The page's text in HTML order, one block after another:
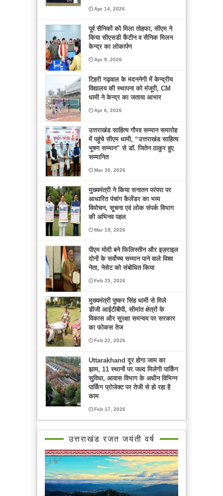
Apr 14, 2026
पूर्व सैनिकों को मिला तोहफा, सीएम ने
किया सीएसडी कैंटीन व सैनिक मिलन
केन्द्र का लोकार्पण
Apr 9, 2026
टिहरी गढ़वाल के मदननेगी में केन्द्रीय
विद्यालय की स्थापना को मंजूरी, CM
धामी ने केन्द्र का जताया आभार
Apr 6, 2026
उत्तराखंड साहित्य गौरव सम्मान समारोह
में पहुंचे सीएम धामी, “उत्तराखंड साहित्य
भूषण सम्मान” से डॉ. जितेन ठाकुर हुए
सम्मानित
Mar 30, 2026
मुख्यमंत्री ने किया सनातन परंपरा पर
आधारित पंचांग कैलेंडर का भव्य
विमोचन, सूचना एवं लोक संपर्क विभाग
की अभिनव पहल
Mar 19, 2026
पीएम मोदी बने फिलिस्तीन और इज़राइल
दोनों के सर्वोच्च सम्मान पाने वाले विश्व
नेता, नेसेट को संबोधित किया
Feb 25, 2026
मुख्यमंत्री पुष्कर सिंह धामी से मिले
डीजी आईटीबीपी, सीमांत क्षेत्रों के
विकास और सुरक्षा समन्वय पर सरकार
का फोकस तेज
Feb 22, 2026
Uttarakhand दूर होगा जाम का
झाम, 11 स्थानों पर जल्द मिलेगी पार्किंग
सुविधा, आवास विभाग के अधीन विभिन्न
पार्किंग प्रोजेक्ट पर तेजी से हो रहा है
काम
Feb 17, 2026
उत्तराखंड रजत जयंती वर्ष